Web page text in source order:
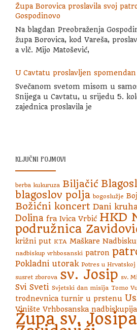
Župa Borovica proslavila svoj
Gospodinovo
Na blagdan Preobraženja
župa Borovica, kod Vareša,
a vlč. Mijo Matošević,
U Cavtatu proslavljen spomendan
Svečanom svetom misom u
Snijega u Cavtatu, u srijedu 5.
zajednica proslavila je
KLJUČNI POJMOVI
berba kukuruza Biljačić
blagoslov polja bogoslužje
Božićni koncert Dani
Dolina fra Ivica Vrbić HKD
podružnica
križni put KTA Maškare
nadbiskup vrhbosanski patron
Pokladni utorak Potres u Hrvatskoj
susret zborova sv. Josip sv.
Svi Sveti Svjetski dan misija Tomo
trodnevnica turnir u prstenu
Vinište Vrhbosanska nadbiskupija
Župa sv. Josipa